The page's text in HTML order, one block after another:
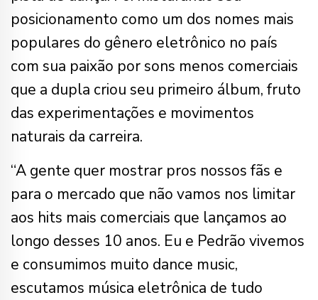
posicionamento como um dos nomes mais
populares do gênero eletrônico no país
com sua paixão por sons menos comerciais
que a dupla criou seu primeiro álbum, fruto
das experimentações e movimentos
naturais da carreira.
“A gente quer mostrar pros nossos fãs e
para o mercado que não vamos nos limitar
aos hits mais comerciais que lançamos ao
longo desses 10 anos. Eu e Pedrão vivemos
e consumimos muito dance music,
escutamos música eletrônica de tudo